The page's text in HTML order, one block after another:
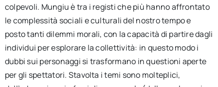
colpevoli. Mungiu è tra i registi che più hanno affrontato
le complessità sociali e culturali del nostro tempo e
posto tanti dilemmi morali, con la capacità di partire dagli
individui per esplorare la collettività: in questo modo i
dubbi sui personaggi si trasformano in questioni aperte
per gli spettatori. Stavolta i temi sono molteplici,